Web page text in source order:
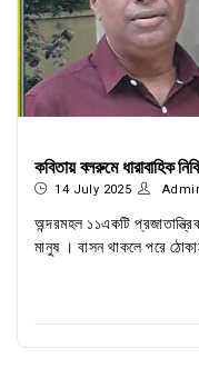
কবিতায় বলরুমে ধারাবাহিক
14 July 2025
অন্দরমহল ১১একটি
মানুষ । বাসন থাকলে পরে